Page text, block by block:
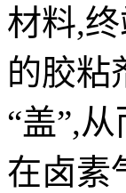
材料,
的胶粘
“盖”,
在卤素